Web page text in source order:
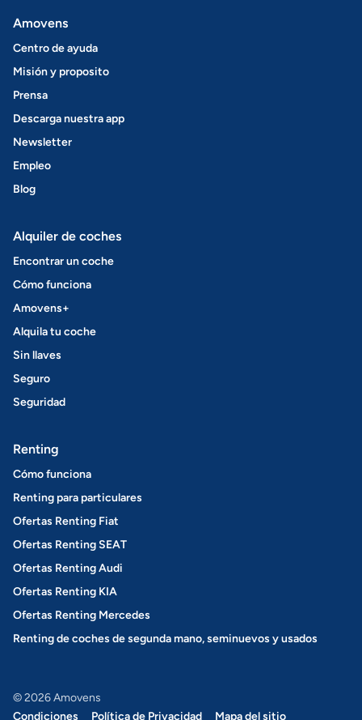
Amovens
Centro de ayuda
Misión y proposito
Prensa
Descarga nuestra app
Newsletter
Empleo
Blog
Alquiler de coches
Encontrar un coche
Cómo funciona
Amovens+
Alquila tu coche
Sin llaves
Seguro
Seguridad
Renting
Cómo funciona
Renting para particulares
Ofertas Renting Fiat
Ofertas Renting SEAT
Ofertas Renting Audi
Ofertas Renting KIA
Ofertas Renting Mercedes
Renting de coches de segunda mano, seminuevos y usados
© 2026 Amovens
Condiciones
Política de Privacidad
Mapa del sitio